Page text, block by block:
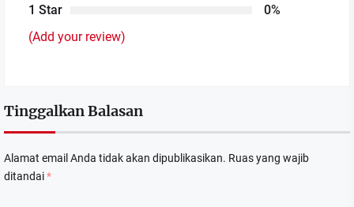
1 Star
0%
(Add your review)
Tinggalkan Balasan
Alamat email Anda tidak akan dipublikasikan. Ruas yang wajib
ditandai*